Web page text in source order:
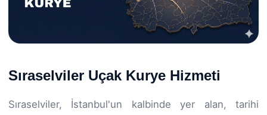
Sıraselviler Uçak Kurye Hizmeti
Sıraselviler, İstanbul'un kalbinde yer alan, tarihi